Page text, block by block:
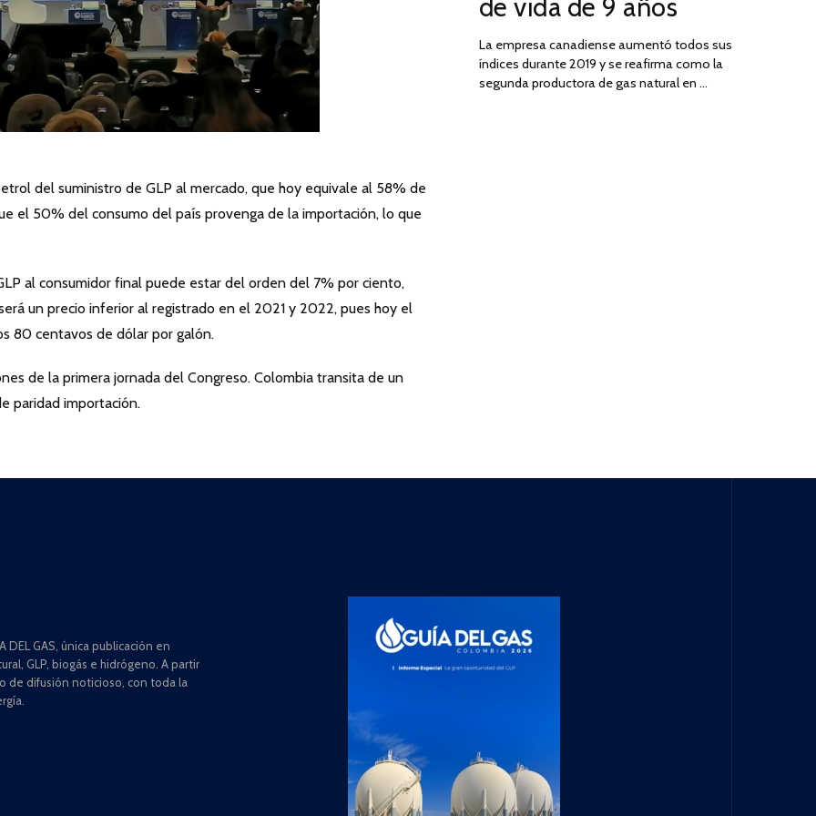
del suministro de GLP al mercado, que hoy equivale al 58% de
el 50% del consumo del país provenga de la importación, lo que
al consumidor final puede estar del orden del 7% por ciento,
un precio inferior al registrado en el 2021 y 2022, pues hoy el
80 centavos de dólar por galón.
de la primera jornada del Congreso. Colombia transita de un
paridad importación.
de vida de 9 años
La empresa canadiense aumentó todos sus
índices durante 2019 y se reafirma como la
segunda productora de gas natural en …
DEL GAS, única publicación en
GLP, biogás e hidrógeno. A partir
de difusión noticioso, con toda la